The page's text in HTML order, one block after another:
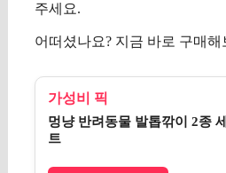
주세요.
어떠셨나요? 지금 바로 구매해
가성비 픽
멍냥 반려동물 발톱깎이 2종
트